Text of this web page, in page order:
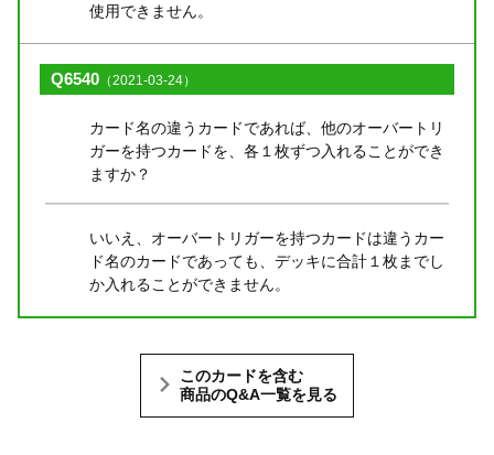
使用できません。
Q6540 （2021-03-24）
カード名の違うカードであれば、他のオーバートリ
ガーを持つカードを、各１枚ずつ入れることができ
ますか？
いいえ、オーバートリガーを持つカードは違うカー
ド名のカードであっても、デッキに合計１枚までし
か入れることができません。
このカードを含む
商品のQ&A一覧を見る